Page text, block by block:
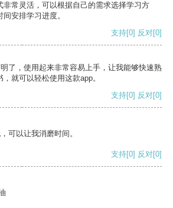
非常灵活，可以根据自己的需求选择学习方
安排学习进度。
支持[0] 反对[0]
了，使用起来非常容易上手，让我能够快速熟
就可以轻松使用这款app。
支持[0] 反对[0]
可以让我消磨时间。
支持[0] 反对[0]